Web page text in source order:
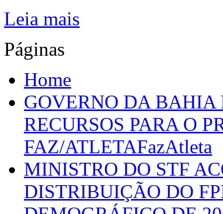
Leia mais
Páginas
Home
GOVERNO DA
RECURSOS PARA O
FAZ/ATLETAFazAtleta
MINISTRO DO STF
DISTRIBUIÇÃO DO